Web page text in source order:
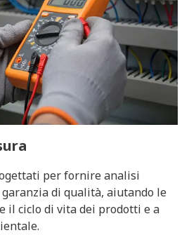
per fornire analisi
di qualità, aiutando le
il ciclo di vita dei prodotti e a